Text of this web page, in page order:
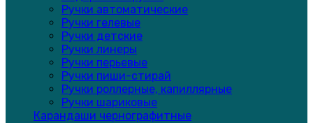
Ручки автоматические
Ручки гелевые
Ручки детские
Ручки линеры
Ручки перьевые
Ручки пиши-стирай
Ручки роллерные, капиллярные
Ручки шариковые
Карандаши чернографитные